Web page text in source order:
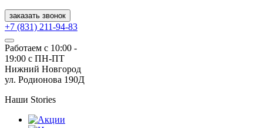
заказать звонок
+7 (831) 211-94-83
Работаем с 10:00 -
19:00 с ПН-ПТ
Нижний Новгород
ул. Родионова 190Д
Наши Stories